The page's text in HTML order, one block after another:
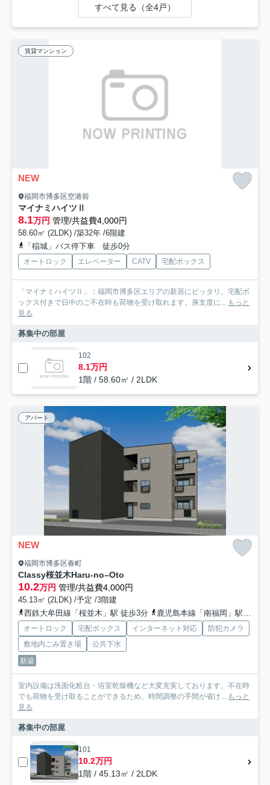
すべて見る（全4戸）
賃貸マンション
NEW
福岡市博多区空港前
マイナミハイツⅡ
8.1万円 管理/共益費4,000円
58.60㎡ (2LDK) /築32年 /6階建
「稲城」バス停下車 徒歩0分
オートロック エレベーター CATV 宅配ボックス
「マイナミハイツⅡ」：福岡市博多区エリアの新居にピッタリ。宅配ボ
ックス付きで日中のご不在時も荷物を受け取れます。身支度に... もっと
見る
募集中の部屋
102
8.1万円
1階 / 58.60㎡ / 2LDK
アパート
NEW
福岡市博多区春町
Classy桜並木Haru-no–Oto
10.2万円 管理/共益費4,000円
45.13㎡ (2LDK) /予定 /3階建
西鉄大牟田線「桜並木」駅 徒歩3分
鹿児島本線「南福岡」駅 徒歩11分
オートロック 宅配ボックス インターネット対応
防犯カメラ
敷地内ごみ置き場
公共下水
新築
室内設備は洗面化粧台・浴室乾燥機など大変充実しております。不在時
でも荷物を受け取ることができるため、時間調整の手間が省け... もっと
見る
募集中の部屋
101
10.2万円
1階 / 45.13㎡ / 2LDK